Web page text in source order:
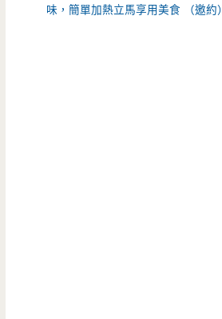
味，簡單加熱立馬享用美食 （邀約）